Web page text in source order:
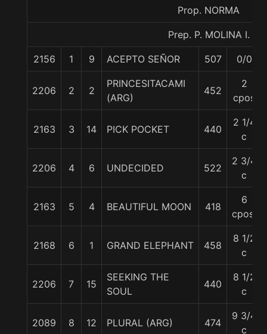
Prop. NORMA
Prep. P. MOLINA I.
2156 1 9 ACEPTO SEÑOR 507 0/0
2206 2 2
PRINCESITACAMI
(ARG)
452
2
cpos
2163 3 14 PICK POCKET 440
2 1/4
c
2206 4 6 UNDECIDED 522
2 3/4
c
2163 5 4 BEAUTIFUL MOON 418
6
cpos.
2168 6 1 GRAND ELEPHANT 458
8 1/2
c
2206 7 15
SEEKING THE
SOUL
440
8 1/2
c
2089 8 12 PLURAL (ARG) 474
9 3/4
c